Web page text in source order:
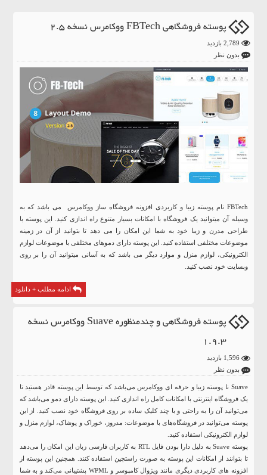
پوسته فروشگاهی FBTech ووکامرس نسخه 2.5
بدون نظر
FBTech نام پوسته زیبا و کاربردی افزونه فروشگاه ساز ووکامرس می باشد که به
وسیله آن میتوانید یک فروشگاه با امکانات بسیار متنوع راه اندازی کنید. این پوسته با
طراحی مدرن و زیبا خود به شما این امکان را می دهد تا بتوانید از آن در زمینه
موضوعات مختلفی استفاده کنید. این پوسته دارای دموهای مختلفی با موضوعات لوازم
الکترونیکی، لوازم منزل و موارد دیگر می باشد که به آسانی میتوانید آن را بر روی
وبسایت خود نصب کنید.
ادامه مطلب + دانلود
پوسته فروشگاهی و چندمنظوره Suave ووکامرس نسخه
1.9.3
1,596 بازدید
بدون نظر
Suave نا پوسته زیبا و حرفه ای ووکامرس می‌باشد که توسط این پوسته قادر هستید تا
یک فروشگاه اینترنتی با امکانات کامل راه اندازی کنید. این پوسته دارای دمو می‌باشد که
می‌توانید آن را به راحتی و با چند کلیک ساده بر روی فروشگاه خود نصب کنید. از این
پوسته می‌توانید در فروشگاه‌های با موضوعات: مدروز، خوراک و پوشاک، لوازم منزل و
لوازم الکترونیکی استفاده کنید.
پوسته Suave به دلیل دارا بودن فایل RTL به کاربران فارسی زبان این امکان را می‌دهد
تا بتوانند از امکانات این پوسته به صورت راستچین استفاده کنند. همچنین این پوسته از
افزونه های کاربردی دیگری مانند ویژوال کامپوسر و WPML پشتیبانی می‌کند و به شما